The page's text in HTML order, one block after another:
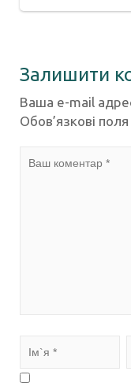
Залишити
Ваша e-mail
Обов’язкові